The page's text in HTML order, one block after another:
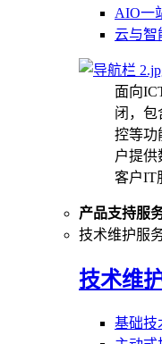
AIO一
云与智
面向
闭，包
控等功
户提
客户IT
产品支持服
技术维护服
技术维
基础技